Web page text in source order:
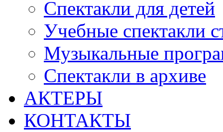
Спектакли для детей
Учебные спектакли
Музыкальные
Спектакли в архиве
АКТЕРЫ
КОНТАКТЫ